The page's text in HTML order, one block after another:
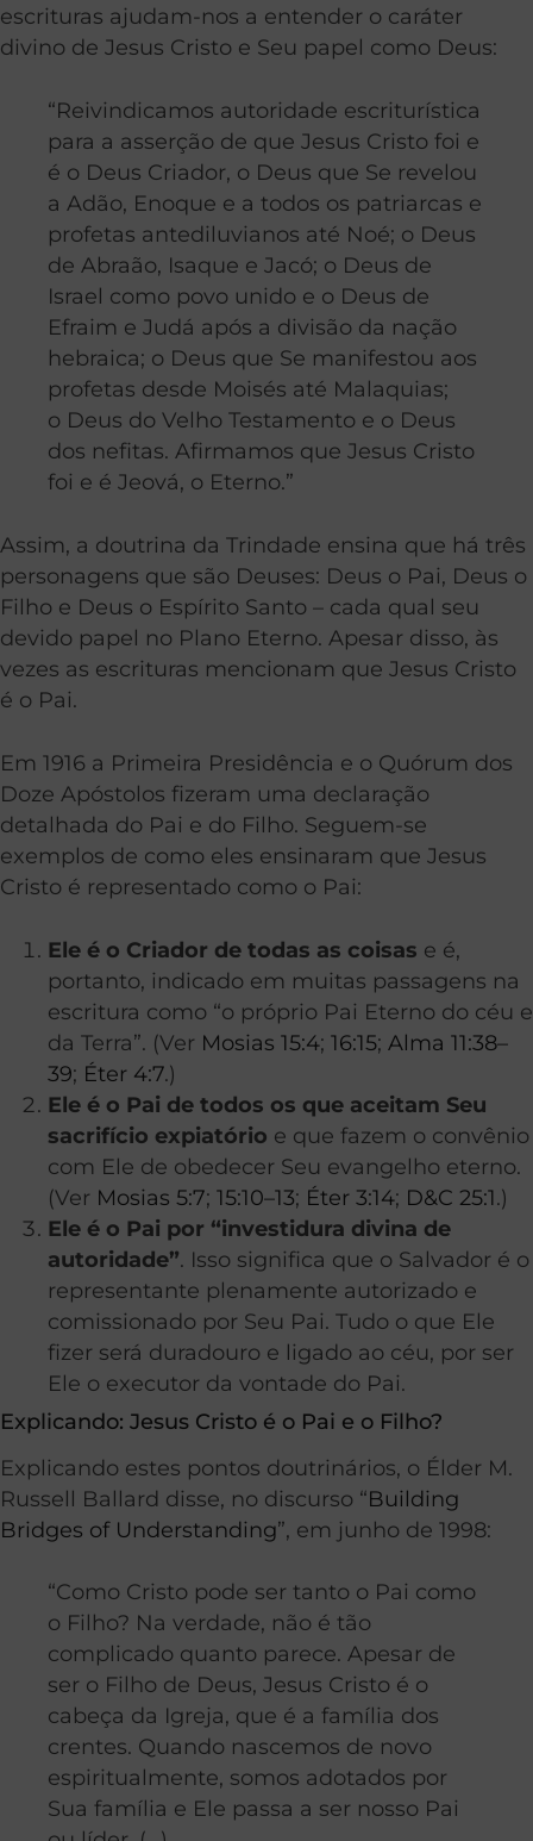
escrituras ajudam-nos a entender o caráter
divino de Jesus Cristo e Seu papel como Deus:
“Reivindicamos autoridade escriturística
para a asserção de que Jesus Cristo foi e
é o Deus Criador, o Deus que Se revelou
a Adão, Enoque e a todos os patriarcas e
profetas antediluvianos até Noé; o Deus
de Abraão, Isaque e Jacó; o Deus de
Israel como povo unido e o Deus de
Efraim e Judá após a divisão da nação
hebraica; o Deus que Se manifestou aos
profetas desde Moisés até Malaquias;
o Deus do Velho Testamento e o Deus
dos nefitas. Afirmamos que Jesus Cristo
foi e é Jeová, o Eterno.”
Assim, a doutrina da Trindade ensina que há três
personagens que são Deuses: Deus o Pai, Deus o
Filho e Deus o Espírito Santo – cada qual seu
devido papel no Plano Eterno. Apesar disso, às
vezes as escrituras mencionam que Jesus Cristo
é o Pai.
Em 1916 a Primeira Presidência e o Quórum dos
Doze Apóstolos fizeram uma declaração
detalhada do Pai e do Filho. Seguem-se
exemplos de como eles ensinaram que Jesus
Cristo é representado como o Pai:
Ele é o Criador de todas as coisas e é,
portanto, indicado em muitas passagens na
escritura como “o próprio Pai Eterno do céu e
da Terra”. (Ver Mosias 15:4; 16:15; Alma 11:38–
39; Éter 4:7.)
Ele é o Pai de todos os que aceitam Seu
sacrifício expiatório e que fazem o convênio
com Ele de obedecer Seu evangelho eterno.
(Ver Mosias 5:7; 15:10–13; Éter 3:14; D&C 25:1.)
Ele é o Pai por “investidura divina de
autoridade”. Isso significa que o Salvador é o
representante plenamente autorizado e
comissionado por Seu Pai. Tudo o que Ele
fizer será duradouro e ligado ao céu, por ser
Ele o executor da vontade do Pai.
Explicando: Jesus Cristo é o Pai e o Filho?
Explicando estes pontos doutrinários, o Élder M.
Russell Ballard disse, no discurso “Building
Bridges of Understanding”, em junho de 1998:
“Como Cristo pode ser tanto o Pai como
o Filho? Na verdade, não é tão
complicado quanto parece. Apesar de
ser o Filho de Deus, Jesus Cristo é o
cabeça da Igreja, que é a família dos
crentes. Quando nascemos de novo
espiritualmente, somos adotados por
Sua família e Ele passa a ser nosso Pai